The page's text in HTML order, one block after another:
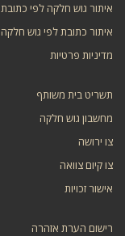
איתור גוש חלקה לפי כתובת
איתור כתובת לפי גוש חלקה
מדיניות פרטיות
תשריט בית משותף
מחשבון גוש חלקה
צו ירושה
צו קיום צוואה
אישור זכויות
רישום הערת אזהרה